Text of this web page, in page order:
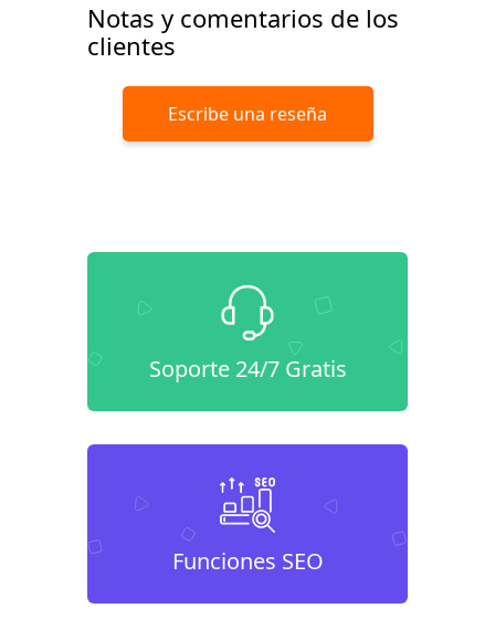
Notas y comentarios de los
clientes
Escribe una reseña
Soporte 24/7 Gratis
Funciones SEO